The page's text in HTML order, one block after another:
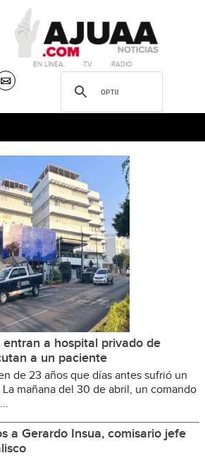
·EN LÍNEA. ·T.V. ·RADIO
entran a hospital privado de
a un paciente
de 23 años que días antes sufrió un
mañana del 30 de abril, un comando
a Gerardo Insua, comisario jefe